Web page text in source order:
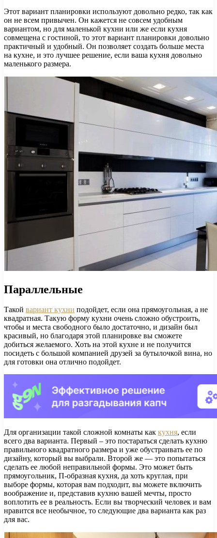
Этот вариант планировки используют довольно редко, так как
он не всем привычен. Он кажется не совсем удобным
вариантом, но для маленькой кухни или же если кухня
совмещена с гостиной, то этот вариант планировки довольно
практичный и удобный. Он позволяет создать больше места
на кухне, и это лучшее решение, если ваша кухня довольно
маленького размера.
Параллельные
Такой вариант кухни подойдет, если она прямоугольная, а не
квадратная. Такую форму кухни очень сложно обустроить,
чтобы и места свободного было достаточно, и дизайн был
красивый, но благодаря этой планировке вы сможете
добиться желаемого. Хоть на этой кухне и не получится
посидеть с большой компанией друзей за бутылочкой вина, но
для готовки она отлично подойдет.
Для организации такой сложной комнаты как кухня, если
всего два варианта. Первый – это постараться сделать кухню
правильного квадратного размера и уже обустраивать ее по
дизайну, который вы выбрали. Второй же — это попытаться
сделать ее любой неправильной формы. Это может быть
прямоугольник, П-образная кухня, да хоть круглая, при
выборе формы, которая вам подходит, вы можете включить
воображение и, представив кухню вашей мечты, просто
воплотить ее в реальность. Если вы творческий человек и вам
нравится все необычное, то следующие два варианта как раз
для вас.